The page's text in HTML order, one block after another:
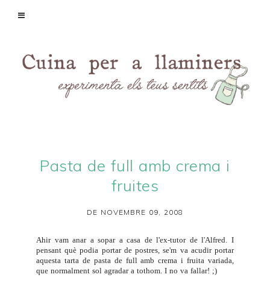
Pasta de full amb crema i
fruites
DE NOVEMBRE 09, 2008
Ahir vam anar a sopar a casa de l'ex-tutor de l'Alfred. I
pensant què podia portar de postres, se'm va acudir portar
aquesta tarta de pasta de full amb crema i fruita variada,
que normalment sol agradar a tothom. I no va fallar! ;)